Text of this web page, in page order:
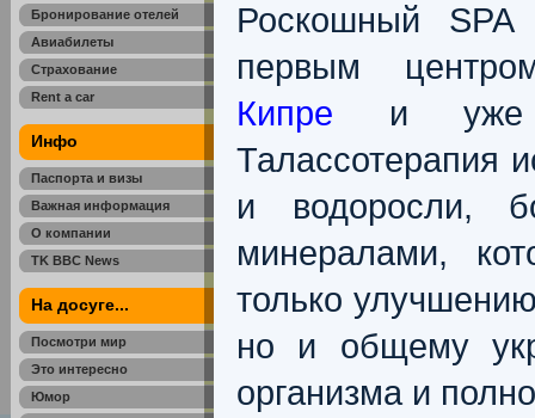
Бронирование отелей
Авиабилеты
Страхование
Rent a car
Инфо
Паспорта и визы
Важная информация
О компании
TK BBC News
На досуге...
Посмотри мир
Это интересно
Юмор
Роскошный SPA
первым
Кипре и уже
Талассотерапия
и водоросли,
минералами,
только
но и общему
организма и